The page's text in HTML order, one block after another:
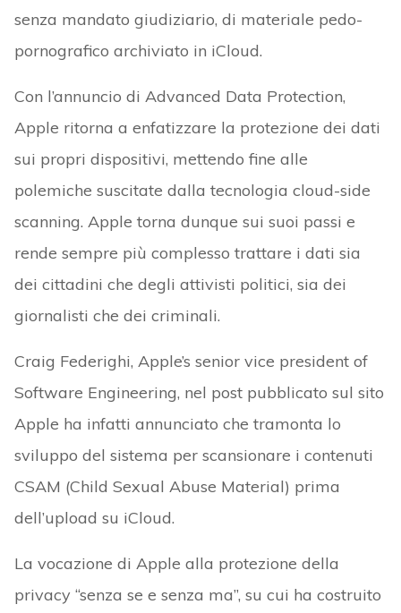
senza mandato giudiziario, di materiale pedo-
pornografico archiviato in iCloud.
Con l’annuncio di Advanced Data Protection,
Apple ritorna a enfatizzare la protezione dei dati
sui propri dispositivi, mettendo fine alle
polemiche suscitate dalla tecnologia cloud-side
scanning. Apple torna dunque sui suoi passi e
rende sempre più complesso trattare i dati sia
dei cittadini che degli attivisti politici, sia dei
giornalisti che dei criminali.
Craig Federighi, Apple’s senior vice president of
Software Engineering, nel post pubblicato sul sito
Apple ha infatti annunciato che tramonta lo
sviluppo del sistema per scansionare i contenuti
CSAM (Child Sexual Abuse Material) prima
dell’upload su iCloud.
La vocazione di Apple alla protezione della
privacy “senza se e senza ma”, su cui ha costruito